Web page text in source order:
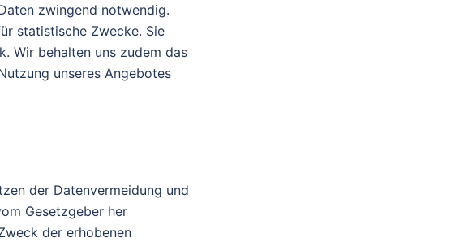
zwingend notwendig.
statistische Zwecke. Sie
Wir behalten uns zudem das
unseres Angebotes
der Datenvermeidung und
Gesetzgeber her
der erhobenen